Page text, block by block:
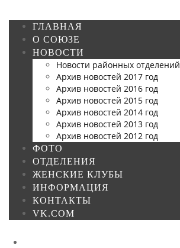
ГЛАВНАЯ
О СОЮЗЕ
НОВОСТИ
Новости районных отделений
Архив новостей 2017 год
Архив новостей 2016 год
Архив новостей 2015 год
Архив новостей 2014 год
Архив новостей 2013 год
Архив новостей 2012 год
ФОТО
ОТДЕЛЕНИЯ
ЖЕНСКИЕ КЛУБЫ
ИНФОРМАЦИЯ
КОНТАКТЫ
VK.COM